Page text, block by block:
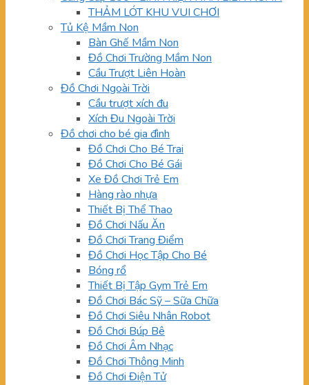
THẢM LÓT KHU VUI CHƠI
Tủ Kệ Mầm Non
Bàn Ghế Mầm Non
Đồ Chơi Trường Mầm Non
Cầu Trượt Liên Hoàn
Đồ Chơi Ngoài Trời
Cầu trượt xích đu
Xích Đu Ngoài Trời
Đồ chơi cho bé gia đình
Đồ Chơi Cho Bé Trai
Đồ Chơi Cho Bé Gái
Xe Đồ Chơi Trẻ Em
Hàng rào nhựa
Thiết Bị Thể Thao
Đồ Chơi Nấu Ăn
Đồ Chơi Trang Điểm
Đồ Chơi Học Tập Cho Bé
Bóng rổ
Thiết Bị Tập Gym Trẻ Em
Đồ Chơi Bác Sỹ – Sữa Chữa
Đồ Chơi Siêu Nhân Robot
Đồ Chơi Búp Bê
Đồ Chơi Âm Nhạc
Đồ Chơi Thông Minh
Đồ Chơi Điện Tử